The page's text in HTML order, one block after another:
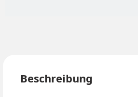
Beschreibung